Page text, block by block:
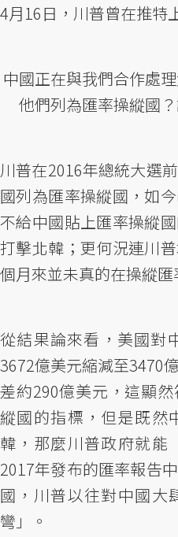
4月16日，川普曾在推特
中國正在與我們合作處
他們列為匯率操縱國
川普在2016年總統大選
國列為匯率操縱國，如
不給中國貼上匯率操縱
打擊北韓；更何況連川
個月來並未真的在操縱匯
從結果論來看，美國對
3672億美元縮減至3470
差約290億美元，這顯
縱國的指標，但是既然
韓，那麼川普政府就能
2017年發布的匯率報告
國，川普以往對中國大
彎」。